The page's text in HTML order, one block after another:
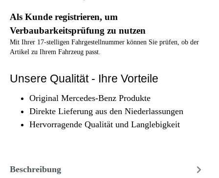
Als Kunde registrieren, um
Verbaubarkeitsprüfung zu nutzen
Mit Ihrer 17-stelligen Fahrgestellnummer können Sie prüfen, ob der
Artikel zu Ihrem Fahrzeug passt.
Unsere Qualität - Ihre Vorteile
Original Mercedes-Benz Produkte
Direkte Lieferung aus den Niederlassungen
Hervorragende Qualität und Langlebigkeit
Beschreibung